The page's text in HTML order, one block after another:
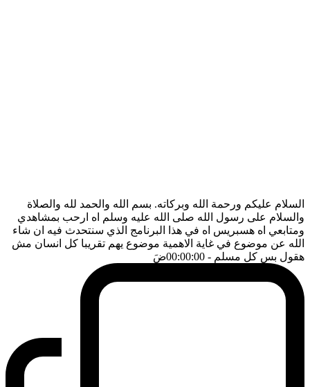
السلام عليكم ورحمة الله وبركاته. بسم الله والحمد لله والصلاة
والسلام على رسول الله صلى الله عليه وسلم اه ارحب بمشاهدي
ومتابعي اه هسبريس اه في هذا البرنامج الذي سنتحدث فيه ان شاء
الله عن موضوع في غاية الاهمية موضوع يهم تقريبا كل انسان مش
هقول بس كل مسلم - 00:00:00 ضَ